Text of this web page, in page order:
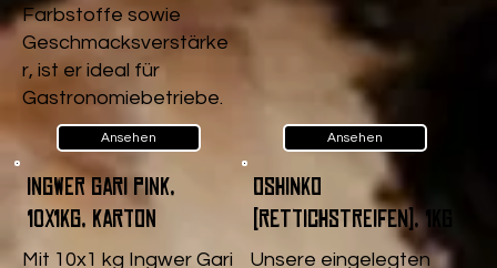
Farbstoffe sowie
Geschmacksverstärke
r, ist er ideal für
Gastronomiebetriebe.
Ansehen Ansehen
Ingwer Gari pink,
10x1kg, Karton
Mit 10x1 kg Ingwer Gari
Oshinko
(Rettichstreifen), 1kg
Unsere eingelegten